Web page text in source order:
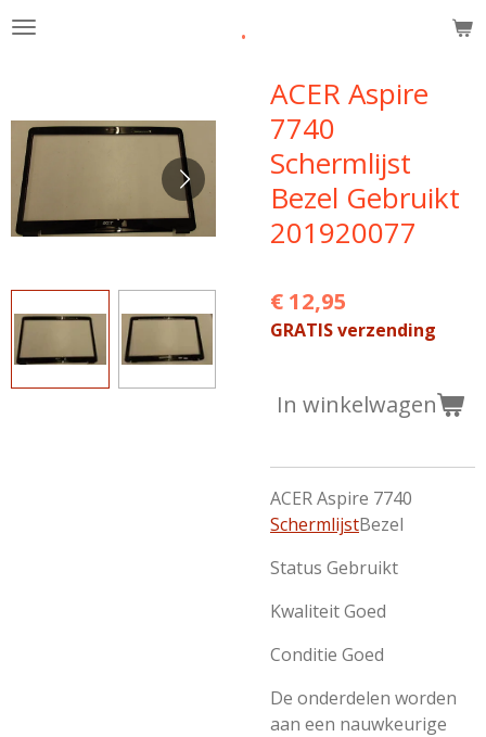
Ga
hoofdinhoud
.
ACER Aspire
7740
Schermlijst
Bezel Gebruikt
201920077
€ 12,95
GRATIS verzending
In winkelwagen
ACER Aspire 7740
SchermlijstBezel
Status Gebruikt
Kwaliteit Goed
Conditie Goed
De onderdelen worden
aan een nauwkeurige